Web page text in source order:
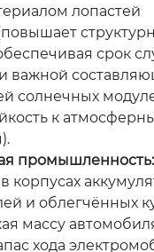
лопастей
срок
важной
солнечных
к
промышленность:
корпусах
и облегчённых
массу
хода